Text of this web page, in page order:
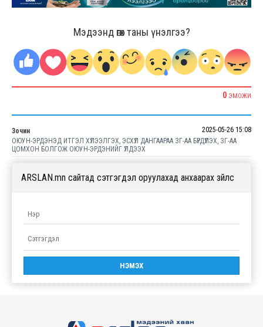
Мэдээнд өгөх таны үнэлгээ?
0 ЭМОЖИ
Зочин
2025-05-26 15:08
ОЮУН-ЭРДЭНЭД ИТГЭЛ ХҮЛЭЭЛГЭХ, ЭСХҮЛ ДАНГААРАА ЗГ-АА БҮРДҮҮЛЭХ, ЗГ-АА
ЦОМХОН БОЛГОЖ ОЮУН-ЭРДЭНИЙГ ҮЛДЭЭХ
ARSLAN.mn сайтад сэтгэгдэл оруулахад анхаарах зүйлс